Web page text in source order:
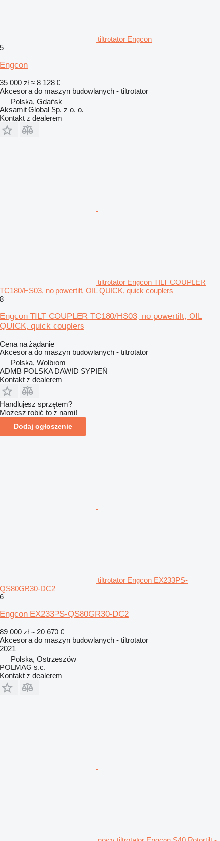
tiltrotator Engcon
5
Engcon
35 000 zł ≈ 8 128 €
Akcesoria do maszyn budowlanych - tiltrotator
Polska, Gdańsk
Aksamit Global Sp. z o. o.
Kontakt z dealerem
tiltrotator Engcon TILT COUPLER
TC180/HS03, no powertilt, OIL QUICK, quick couplers
8
Engcon TILT COUPLER TC180/HS03, no powertilt, OIL
QUICK, quick couplers
Cena na żądanie
Akcesoria do maszyn budowlanych - tiltrotator
Polska, Wolbrom
ADMB POLSKA DAWID SYPIEŃ
Kontakt z dealerem
Handlujesz sprzętem?
Możesz robić to z nami!
Dodaj ogłoszenie
tiltrotator Engcon EX233PS-
QS80GR30-DC2
6
Engcon EX233PS-QS80GR30-DC2
89 000 zł ≈ 20 670 €
Akcesoria do maszyn budowlanych - tiltrotator
2021
Polska, Ostrzeszów
POLMAG s.c.
Kontakt z dealerem